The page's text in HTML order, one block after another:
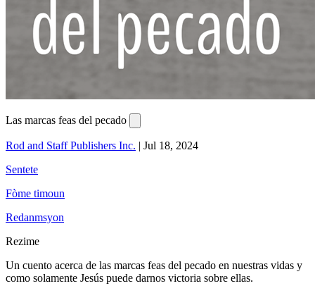
Las marcas feas del pecado
Rod and Staff Publishers Inc. | Jul 18, 2024
Sentete
Fòme timoun
Redanmsyon
Rezime
Un cuento acerca de las marcas feas del pecado en nuestras vidas y
como solamente Jesús puede darnos victoria sobre ellas.